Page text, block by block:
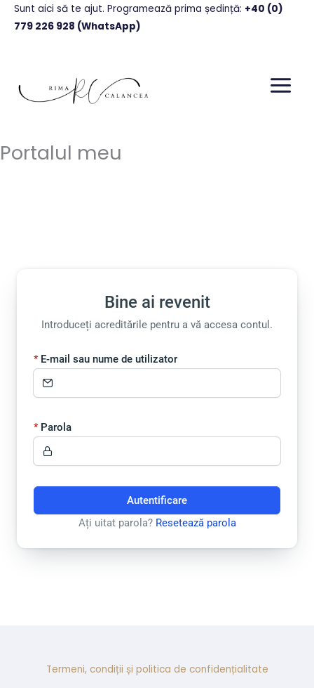
SkipSunt aici să te ajut. Programează prima ședință: +40 (0)
779 226 928 (WhatsApp)
Portalul meu
Bine ai revenit
Introduceți acreditările pentru a vă accesa contul.
E-mail sau nume de utilizator
Parola
Autentificare
Ați uitat parola? Resetează parola
Termeni, condiții și politica de confidențialitate